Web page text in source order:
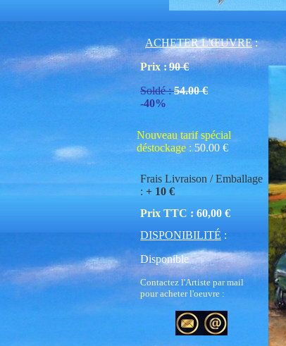
ACHETER L'ŒUVRE:
Prix :90 €
Soldé : 54.00 €
-40%
Nouveau tarif spécial
déstockage : 50.00 €
Frais Livraison / Emballage
: + 10 €
Prix TTC : 60,00 €
DISPONIBILITÉ :
Disponible
Contactez l'Artiste par mail
pour acheter l'oeuvre :